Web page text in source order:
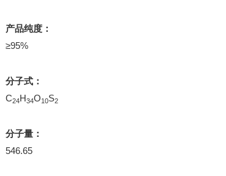
产品纯度：
≥95%
分子式：
C24H34O10S2
分子量：
546.65